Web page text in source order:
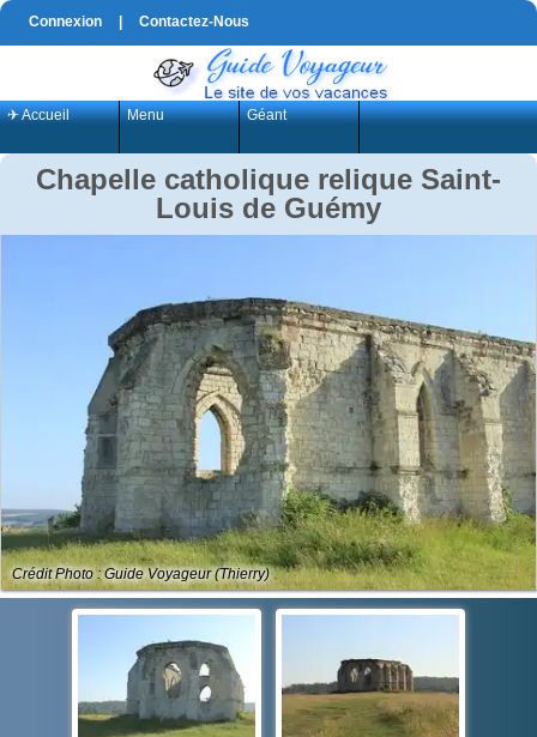
Connexion Contactez-Nous
✈ Accueil Menu Géant
Chapelle catholique relique Saint-
Louis de Guémy
Crédit Photo : Guide Voyageur (Thierry)